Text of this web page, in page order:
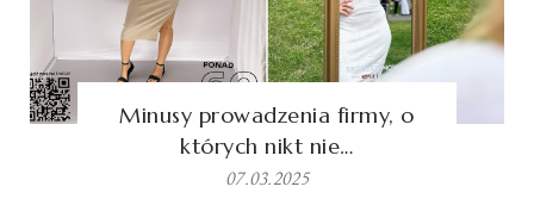
Minusy prowadzenia firmy, o
których nikt nie…
07.03.2025